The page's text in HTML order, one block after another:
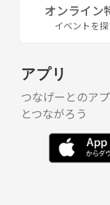
オンライン
イベントを
アプリ
つなげーとのア
とつながろう